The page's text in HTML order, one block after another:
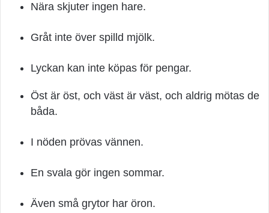
Nära skjuter ingen hare.
Gråt inte över spilld mjölk.
Lyckan kan inte köpas för pengar.
Öst är öst, och väst är väst, och aldrig mötas de
båda.
I nöden prövas vännen.
En svala gör ingen sommar.
Även små grytor har öron.